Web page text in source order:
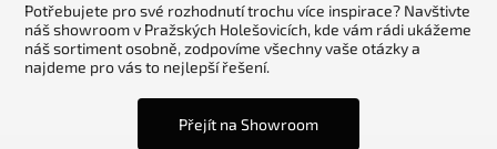
Potřebujete pro své rozhodnutí trochu více inspirace? Navštivte
náš showroom v Pražských Holešovicích, kde vám rádi ukážeme
náš sortiment osobně, zodpovíme všechny vaše otázky a
najdeme pro vás to nejlepší řešení.
Přejít na Showroom